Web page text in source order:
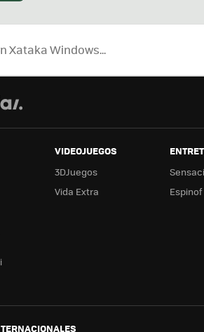
VIDEOJUEGOS
3DJuegos
Vida Extra
Espinof